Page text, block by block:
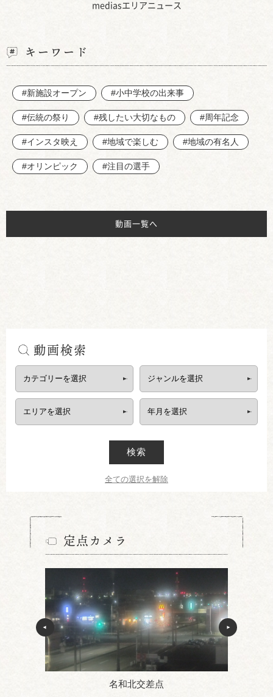
mediasエリアニュース
キーワード
#新施設オープン #小中学校の出来事
#伝統の祭り #残したい大切なもの #周年記念
#インスタ映え #地域で楽しむ #地域の有名人
#オリンピック #注目の選手
動画一覧へ
動画検索
検索
全ての選択を解除
定点カメラ
名和北交差点